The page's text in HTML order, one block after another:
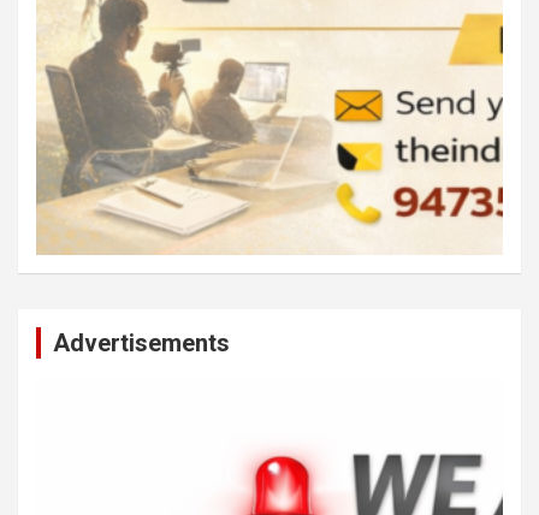
Advertisements